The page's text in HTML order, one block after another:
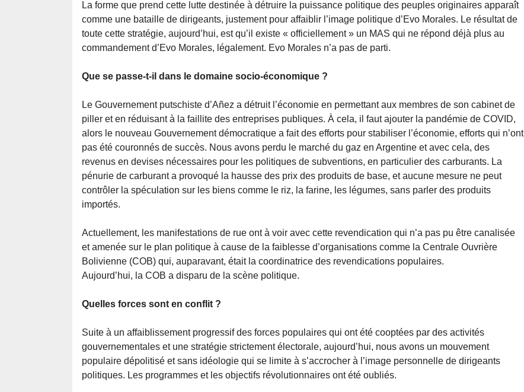
La forme que prend cette lutte destinée à détruire la puissance politique des peuples originaires apparaît
comme une bataille de dirigeants, justement pour affaiblir l’image politique d’Evo Morales. Le résultat de
toute cette stratégie, aujourd’hui, est qu’il existe « officiellement » un MAS qui ne répond déjà plus au
commandement d’Evo Morales, légalement. Evo Morales n’a pas de parti.
Que se passe-t-il dans le domaine socio-économique ?
Le Gouvernement putschiste d’Añez a détruit l’économie en permettant aux membres de son cabinet de
piller et en réduisant à la faillite des entreprises publiques. À cela, il faut ajouter la pandémie de COVID,
alors le nouveau Gouvernement démocratique a fait des efforts pour stabiliser l’économie, efforts qui n’ont
pas été couronnés de succès. Nous avons perdu le marché du gaz en Argentine et avec cela, des
revenus en devises nécessaires pour les politiques de subventions, en particulier des carburants. La
pénurie de carburant a provoqué la hausse des prix des produits de base, et aucune mesure ne peut
contrôler la spéculation sur les biens comme le riz, la farine, les légumes, sans parler des produits
importés.
Actuellement, les manifestations de rue ont à voir avec cette revendication qui n’a pas pu être canalisée
et amenée sur le plan politique à cause de la faiblesse d’organisations comme la Centrale Ouvrière
Bolivienne (COB) qui, auparavant, était la coordinatrice des revendications populaires.
Aujourd’hui, la COB a disparu de la scène politique.
Quelles forces sont en conflit ?
Suite à un affaiblissement progressif des forces populaires qui ont été cooptées par des activités
gouvernementales et une stratégie strictement électorale, aujourd’hui, nous avons un mouvement
populaire dépolitisé et sans idéologie qui se limite à s’accrocher à l’image personnelle de dirigeants
politiques. Les programmes et les objectifs révolutionnaires ont été oubliés.